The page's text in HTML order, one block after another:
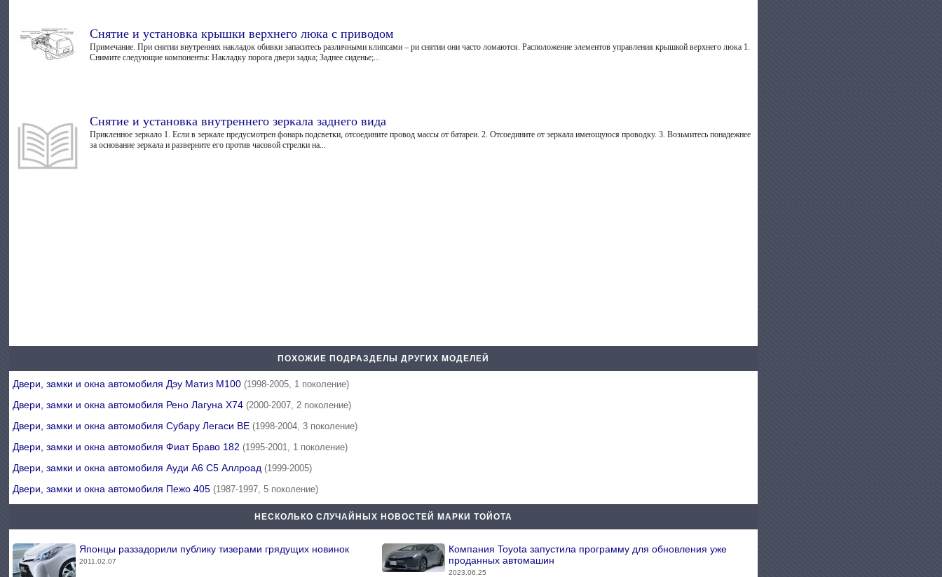
Снятие и установка крышки верхнего люка с приводом
Примечание. При снятии внутренних накладок обивки запаситесь различными клипсами – ри снятии они часто ломаются. Расположение элементов управления крышкой верхнего люка 1.
Снимите следующие компоненты: Накладку порога двери задка; Заднее сиденье;...
Снятие и установка внутреннего зеркала заднего вида
Прикленное зеркало 1. Если в зеркале предусмотрен фонарь подсветки, отсоедините провод массы от батареи. 2. Отсоедините от зеркала имеющуюся проводку. 3. Возьмитесь понадежнее
за основание зеркала и разверните его против часовой стрелки на...
ПОХОЖИЕ ПОДРАЗДЕЛЫ ДРУГИХ МОДЕЛЕЙ
Двери, замки и окна автомобиля Дэу Матиз М100(1998-2005, 1 поколение)
Двери, замки и окна автомобиля Рено Лагуна Х74(2000-2007, 2 поколение)
Двери, замки и окна автомобиля Субару Легаси BE(1998-2004, 3 поколение)
Двери, замки и окна автомобиля Фиат Браво 182(1995-2001, 1 поколение)
Двери, замки и окна автомобиля Ауди А6 С5 Аллроад(1999-2005)
Двери, замки и окна автомобиля Пежо 405(1987-1997, 5 поколение)
НЕСКОЛЬКО СЛУЧАЙНЫХ НОВОСТЕЙ МАРКИ ТОЙОТА
Японцы раззадорили публику тизерами грядущих новинок
2011.02.07
Компания Toyota запустила программу для обновления уже
проданных автомашин
2023.06.25